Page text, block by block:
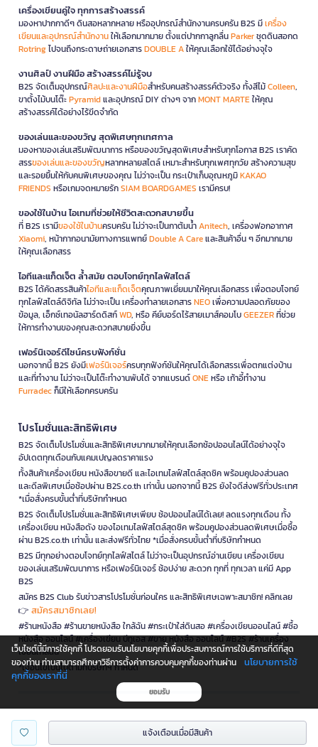
แจ้งเตือนเมื่อมีสินค้า
เครื่องเขียนคู่ใจ ทุกการสร้างสรรค์
มองหาปากกาดีๆ ดินสอหลากหลาย หรืออุปกรณ์สำนักงานครบครัน B2S มีเครื่อง
เขียนและอุปกรณ์สำนักงานให้เลือกมากมาย ตั้งแต่ปากกาลูกลื่นParkerชุดดินสอกด
Rotringไปจนถึงกระดาษถ่ายเอกสารDOUBLE Aให้คุณเลือกใช้ได้อย่างจุใจ
งานศิลป์ งานฝีมือ สร้างสรรค์ไม่รู้จบ
B2S จัดเต็มอุปกรณ์ศิลปะและงานฝีมือสำหรับคนสร้างสรรค์ตัวจริง ทั้งสีไม้Colleen,
ขาตั้งไม้บนโต๊ะPyramidและอุปกรณ์ DIY ต่างๆ จากMONT MARTEให้คุณ
สร้างสรรค์ได้อย่างไร้ขีดจำกัด
ของเล่นและของขวัญ สุดพิเศษทุกเทศกาล
มองหาของเล่นเสริมพัฒนาการ หรือของขวัญสุดพิเศษสำหรับทุกโอกาส B2S เราคัด
สรรของเล่นและของขวัญหลากหลายสไตล์ เหมาะสำหรับทุกเพศทุกวัย สร้างความสุข
และรอยยิ้มให้กับคนพิเศษของคุณ ไม่ว่าจะเป็น กระเป๋าเก็บอุณหภูมิKAKAO
FRIENDS หรือเกมจดหมายรักSIAM BOARDGAMES เรามีครบ!
ของใช้ในบ้าน ไอเทมที่ช่วยให้ชีวิตสะดวกสบายขึ้น
ที่ B2S เรามีของใช้ในบ้านครบครัน ไม่ว่าจะเป็นกาต้มน้ำAnitech, เครื่องฟอกอากาศ
Xiaomi, หน้ากากอนามัยทางการแพทย์Double A Careและสินค้าอื่น ๆ อีกมากมาย
ให้คุณเลือกสรร
ไอทีและแก็ดเจ็ต ล้ำสมัย ตอบโจทย์ทุกไลฟ์สไตล์
B2S ได้คัดสรรสินค้าไอทีและแก็ดเจ็ตคุณภาพเยี่ยมมาให้คุณเลือกสรร เพื่อตอบโจทย์
ทุกไลฟ์สไตล์ดิจิทัล ไม่ว่าจะเป็น เครื่องทำลายเอกสารNEOเพื่อความปลอดภัยของ
ข้อมูล, เอ็กซ์เทอนัลฮาร์ดดิสก์WD, หรือ คีย์บอร์ดไร้สายเมาส์คอมโบGEEZERที่ช่วย
ให้การทำงานของคุณสะดวกสบายยิ่งขึ้น
เฟอร์นิเจอร์ดีไซน์ครบฟังก์ชั่น
นอกจากนี้ B2S ยังมีเฟอร์นิเจอร์ครบทุกฟังก์ชันให้คุณได้เลือกสรรเพื่อตกแต่งบ้าน
และที่ทำงาน ไม่ว่าจะเป็นโต๊ะทำงานพับได้ จากแบรนด์ONEหรือ เก้าอี้ทำงาน
Furradecก็มีให้เลือกครบครัน
โปรโมชั่นและสิทธิพิเศษ
B2S จัดเต็มโปรโมชั่นและสิทธิพิเศษมากมายให้คุณเลือกช้อปออนไลน์ได้อย่างจุใจ
อัปเดตทุกเดือนกับแคมเปญลดราคาแรง
ทั้งสินค้าเครื่องเขียน หนังสือขายดี และไอเทมไลฟ์สไตล์สุดชิค พร้อมคูปองส่วนลด
และดีลพิเศษเมื่อช้อปผ่าน B2S.co.th เท่านั้น นอกจากนี้ B2S ยังใจดีส่งฟรีทั่วประเทศ
*เมื่อสั่งครบขั้นต่ำที่บริษัทกำหนด
B2S จัดเต็มโปรโมชั่นและสิทธิพิเศษเพียบ ช้อปออนไลน์ได้เลย! ลดแรงทุกเดือน ทั้ง
เครื่องเขียน หนังสือดัง ของไอเทมไลฟ์สไตล์สุดชิค พร้อมคูปองส่วนลดพิเศษเมื่อซื้อ
ผ่าน B2S.co.th เท่านั้น และส่งฟรีทั่วไทย *เมื่อสั่งครบขั้นต่ำที่บริษัทกำหนด
B2S มีทุกอย่างตอบโจทย์ทุกไลฟ์สไตล์ ไม่ว่าจะเป็นอุปกรณ์อ่านเขียน เครื่องเขียน
ของเล่นเสริมพัฒนาการ หรือเฟอร์นิเจอร์ ช้อปง่าย สะดวก ทุกที่ ทุกเวลา แค่มี App
B2S
สมัคร B2S Club รับข่าวสารโปรโมชั่นก่อนใคร และสิทธิพิเศษเฉพาะสมาชิก! คลิกเลย
👉 สมัครสมาชิกเลย!
#ร้านหนังสือ #ร้านขายหนังสือ ใกล้ฉัน #กระเป๋าใส่ดินสอ #เครื่องเขียนออนไลน์ #ซื้อ
หนังสือ ออนไลน์ #เครื่องเขียน บีทูเอส #ขาย หนังสือ ออนไลน์ #B2S #ร้านเครื่อง
เขียนใกล้ฉัน
*เงื่อนไขเป็นไปตามที่บริษัทฯ กำหนด
is a company operating under
เว็บไซต์นี้มีการใช้คุกกี้ โปรดยอมรับนโยบายคุกกี้เพื่อประสบการณ์การใช้บริการที่ดีที่สุด
ของท่าน ท่านสามารถศึกษาวิธีการตั้งค่าการควบคุมคุกกี้ของท่านผ่าน
นโยบายการใช้
คุกกี้ของเราที่นี่
ยอมรับ